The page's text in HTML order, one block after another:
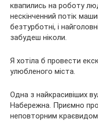
квапились на роботу
нескінченний потік
безтурботні, і
забудеш ніколи.
Я хотіла б провести
улюбленого міста.
Одна з найкрасивіших
Набережна. Приємно
неповторним